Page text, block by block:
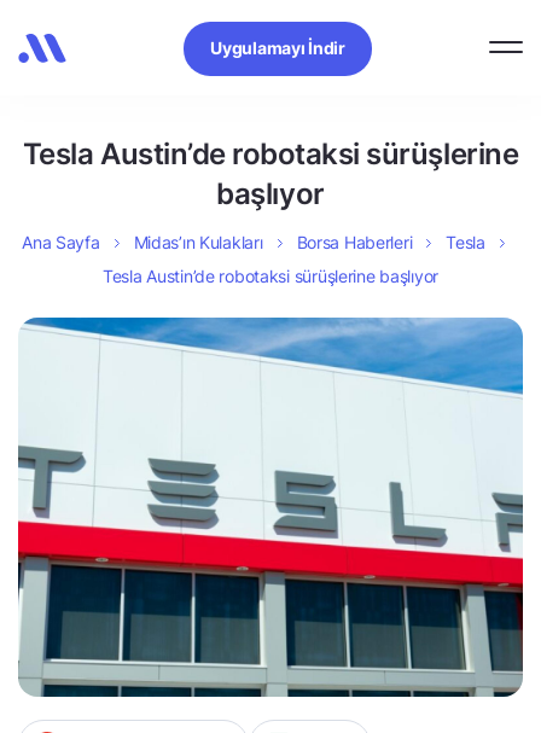
Uygulamayı İndir
Tesla Austin’de robotaksi sürüşlerine
başlıyor
Ana Sayfa Midas’ın Kulakları Borsa Haberleri
Tesla
Tesla Austin’de robotaksi sürüşlerine başlıyor